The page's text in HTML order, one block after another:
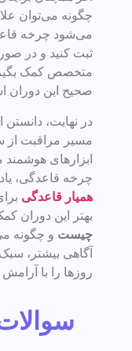
چگونه می‌توان
می‌شود چرخه
ثبت کنید و در
متخصص کمک
صحیح این دوران
در نهایت، دانستن
مسیر مراقبت از
ابزارهای هوشمند
چرخه قاعدگی،
همیار قاعدگی
بهتر این دوران
چیست و چگونه
آگاهی بیشتر،
روزها را با